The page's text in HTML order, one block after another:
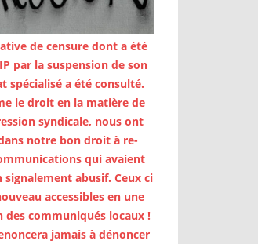
de censure dont a été
par la suspension de son
spécialisé a été consulté.
le droit en la matière de
syndicale, nous ont
notre bon droit à re-
qui avaient
abusif. Ceux ci
accessibles en une
des communiqués locaux !
jamais à dénoncer